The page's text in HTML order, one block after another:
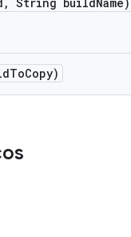
ToCopy)